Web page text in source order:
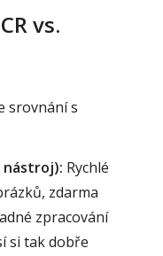
vs.
srovnání s
nástroj): Rychlé
zdarma
zpracování
si tak dobře